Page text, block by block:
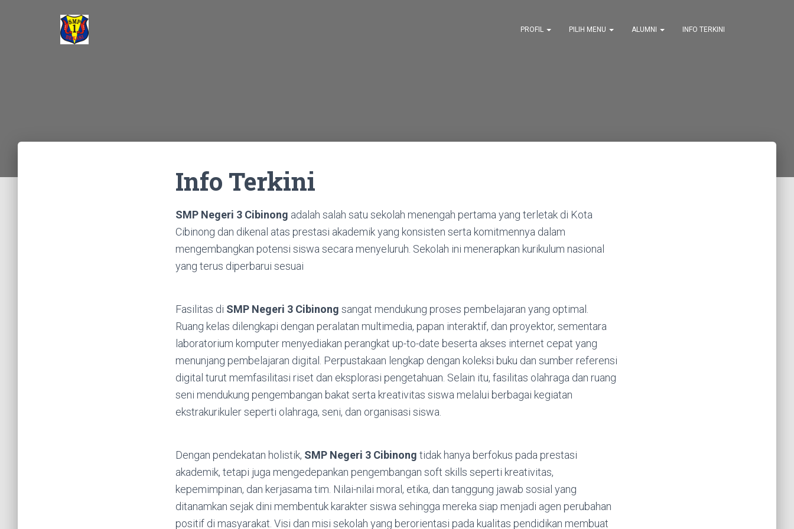
PROFIL PILIH MENU ALUMNI INFO TERKINI
Info Terkini
SMP Negeri 3 Cibinong adalah salah satu sekolah menengah pertama yang terletak di Kota
Cibinong dan dikenal atas prestasi akademik yang konsisten serta komitmennya dalam
mengembangkan potensi siswa secara menyeluruh. Sekolah ini menerapkan kurikulum nasional
yang terus diperbarui sesuai
Fasilitas di SMP Negeri 3 Cibinong sangat mendukung proses pembelajaran yang optimal.
Ruang kelas dilengkapi dengan peralatan multimedia, papan interaktif, dan proyektor, sementara
laboratorium komputer menyediakan perangkat up-to-date beserta akses internet cepat yang
menunjang pembelajaran digital. Perpustakaan lengkap dengan koleksi buku dan sumber referensi
digital turut memfasilitasi riset dan eksplorasi pengetahuan. Selain itu, fasilitas olahraga dan ruang
seni mendukung pengembangan bakat serta kreativitas siswa melalui berbagai kegiatan
ekstrakurikuler seperti olahraga, seni, dan organisasi siswa.
Dengan pendekatan holistik, SMP Negeri 3 Cibinong tidak hanya berfokus pada prestasi
akademik, tetapi juga mengedepankan pengembangan soft skills seperti kreativitas,
kepemimpinan, dan kerjasama tim. Nilai-nilai moral, etika, dan tanggung jawab sosial yang
ditanamkan sejak dini membentuk karakter siswa sehingga mereka siap menjadi agen perubahan
positif di masyarakat. Visi dan misi sekolah yang berorientasi pada kualitas pendidikan membuat